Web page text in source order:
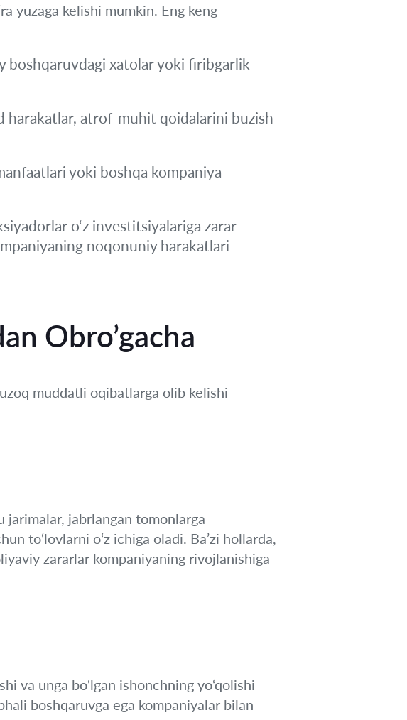
yuzaga kelishi mumkin. Eng keng
boshqaruvdagi xatolar yoki firibgarlik
harakatlar, atrof-muhit qoidalarini buzish
yoki boshqa kompaniya
o‘z investitsiyalariga zarar
noqonuniy harakatlari
Obro’gacha
muddatli oqibatlarga olib kelishi
jarimalar, jabrlangan tomonlarga
to‘lovlarni o‘z ichiga oladi. Ba’zi hollarda,
zararlar kompaniyaning rivojlanishiga
va unga bo‘lgan ishonchning yo‘qolishi
boshqaruvga ega kompaniyalar bilan